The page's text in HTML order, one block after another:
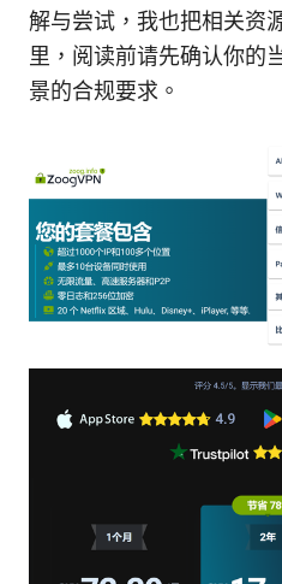
解与尝试，我也把相关资
里，阅读前请先确认你的
景的合规要求。